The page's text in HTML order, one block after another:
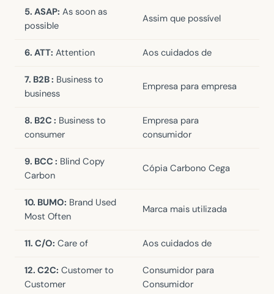
5. ASAP: As soon as
possible
Assim que possível
6. ATT: Attention Aos cuidados de
7. B2B : Business to
business
Empresa para empresa
8. B2C : Business to
consumer
Empresa para
consumidor
9. BCC : Blind Copy
Carbon
Cópia Carbono Cega
10. BUMO: Brand Used
Most Often
Marca mais utilizada
11. C/O: Care of Aos cuidados de
12. C2C: Customer to
Customer
Consumidor para
Consumidor